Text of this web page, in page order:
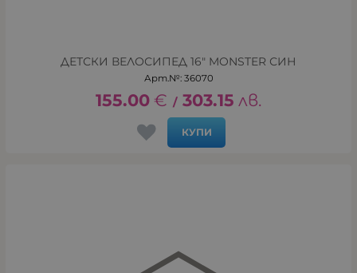
ДЕТСКИ ВЕЛОСИПЕД 16" MONSTER СИН
Арт.№: 36070
155.00 € / 303.15 лв.
КУПИ